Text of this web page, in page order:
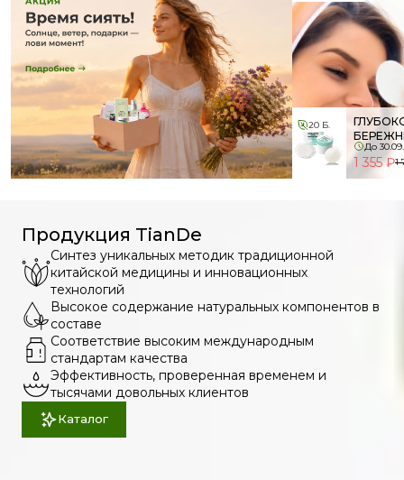
20 Б.
До
1 355 ₽1
Продукция TianDe
Синтез уникальных методик традиционной
китайской медицины и инновационных
технологий
Высокое содержание натуральных компонентов в
составе
Соответствие высоким международным
стандартам качества
Эффективность, проверенная временем и
тысячами довольных клиентов
Каталог